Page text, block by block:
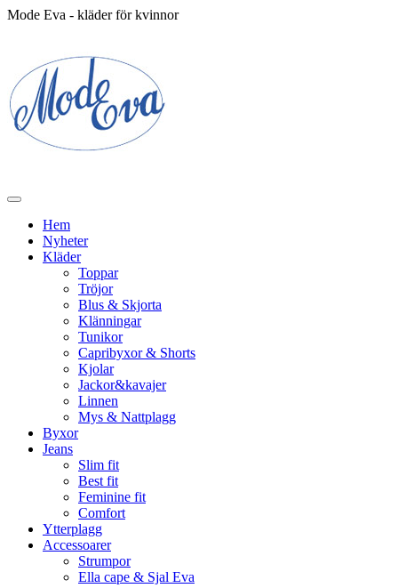
Mode Eva - kläder för kvinnor
Hem
Nyheter
Kläder
Toppar
Tröjor
Blus & Skjorta
Klänningar
Tunikor
Capribyxor & Shorts
Kjolar
Jackor&kavajer
Linnen
Mys & Nattplagg
Byxor
Jeans
Slim fit
Best fit
Feminine fit
Comfort
Ytterplagg
Accessoarer
Strumpor
Ella cape & Sjal Eva